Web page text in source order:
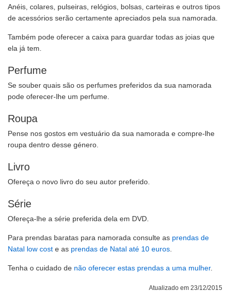
Anéis, colares, pulseiras, relógios, bolsas, carteiras e outros tipos
de acessórios serão certamente apreciados pela sua namorada.
Também pode oferecer a caixa para guardar todas as joias que
ela já tem.
Perfume
Se souber quais são os perfumes preferidos da sua namorada
pode oferecer-lhe um perfume.
Roupa
Pense nos gostos em vestuário da sua namorada e compre-lhe
roupa dentro desse género.
Livro
Ofereça o novo livro do seu autor preferido.
Série
Ofereça-lhe a série preferida dela em DVD.
Para prendas baratas para namorada consulte as prendas de
Natal low cost e as prendas de Natal até 10 euros
Tenha o cuidado de não oferecer estas prendas a uma mulher.
Atualizado em 23/12/2015